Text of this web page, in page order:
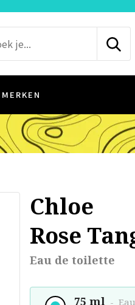
MERKEN
Chloe
Rose
Eau de toilette
75 ml -